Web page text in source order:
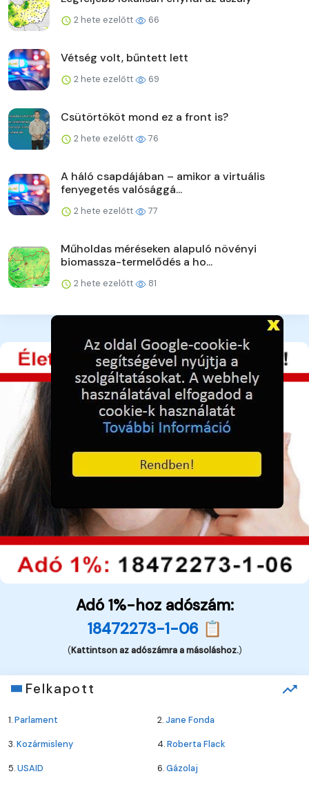
2 hete ezelőtt 66
Vétség volt, bűntett lett
2 hete ezelőtt 69
Csütörtököt mond ez a front is?
2 hete ezelőtt 76
A háló csapdájában – amikor a virtuális
fenyegetés valósággá...
2 hete ezelőtt 77
Műholdas méréseken alapuló növényi
biomassza-termelődés a ho...
2 hete ezelőtt 81
Adó 1%-hoz adószám:
18472273-1-06 📋
(Kattintson az adószámra a másoláshoz.)
Felkapott
1.Parlament 2.Jane Fonda
3.Kozármisleny 4.Roberta Flack
5.USAID 6.Gázolaj